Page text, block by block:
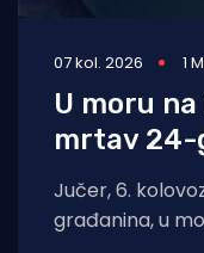
07 kol. 2026 1
U moru
mrtav 24-
Jučer, 6.
građanina, u